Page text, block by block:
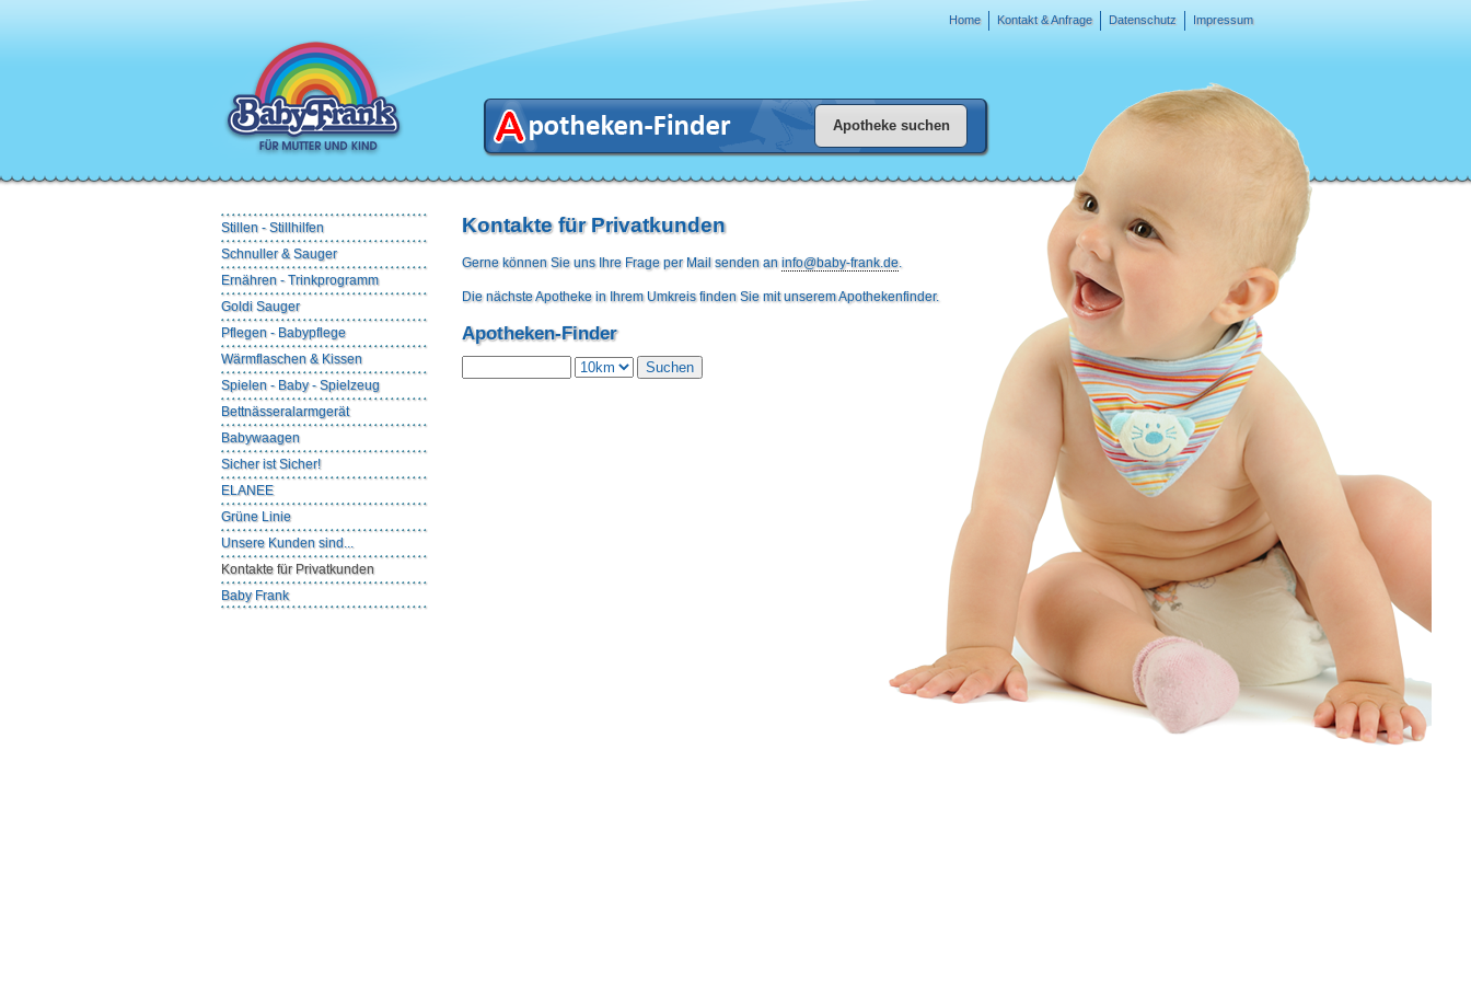
Impressum
Datenschutz
Kontakt & Anfrage
Home
Stillen - Stillhilfen
Schnuller & Sauger
Ernähren - Trinkprogramm
Goldi Sauger
Pflegen - Babypflege
Wärmflaschen & Kissen
Spielen - Baby - Spielzeug
Bettnässeralarmgerät
Babywaagen
Sicher ist Sicher!
ELANEE
Grüne Linie
Unsere Kunden sind...
Kontakte für Privatkunden
Baby Frank
Kontakte für Privatkunden
Gerne können Sie uns Ihre Frage per Mail senden aninfo@baby-frank.de.
Die nächste Apotheke in Ihrem Umkreis finden Sie mit unserem Apothekenfinder.
Apotheken-Finder